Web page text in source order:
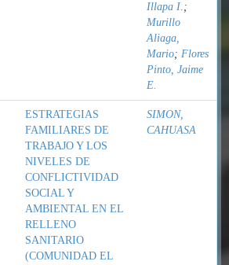
Illapa I. ;
Murillo
Aliaga,
Mario; Flores
Pinto, Jaime
E.
ESTRATEGIAS
FAMILIARES DE
TRABAJO Y LOS
NIVELES DE
CONFLICTIVIDAD
SOCIAL Y
AMBIENTAL EN EL
RELLENO
SANITARIO
(COMUNIDAD EL
SIMON,
CAHUASA